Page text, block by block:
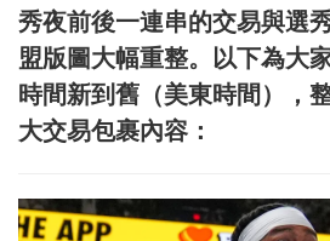
秀夜前後一連串的交易與選
盟版圖大幅重整。以下為大
時間新到舊（美東時間），
大交易包裹內容：